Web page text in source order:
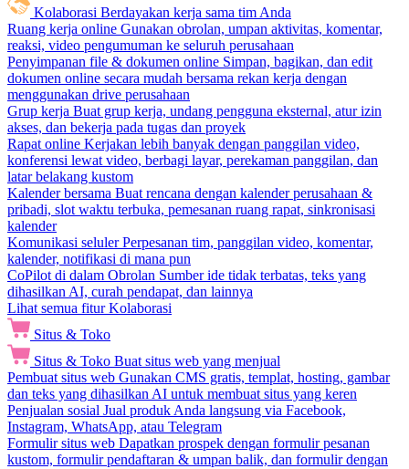
Kolaborasi Berdayakan kerja sama tim Anda
Ruang kerja online Gunakan obrolan, umpan aktivitas, komentar,
reaksi, video pengumuman ke seluruh perusahaan
Penyimpanan file & dokumen online Simpan, bagikan, dan edit
dokumen online secara mudah bersama rekan kerja dengan
menggunakan drive perusahaan
Grup kerja Buat grup kerja, undang pengguna eksternal, atur izin
akses, dan bekerja pada tugas dan proyek
Rapat online Kerjakan lebih banyak dengan panggilan video,
konferensi lewat video, berbagi layar, perekaman panggilan, dan
latar belakang kustom
Kalender bersama Buat rencana dengan kalender perusahaan &
pribadi, slot waktu terbuka, pemesanan ruang rapat, sinkronisasi
kalender
Komunikasi seluler Perpesanan tim, panggilan video, komentar,
kalender, notifikasi di mana pun
CoPilot di dalam Obrolan Sumber ide tidak terbatas, teks yang
dihasilkan AI, curah pendapat, dan lainnya
Lihat semua fitur Kolaborasi
Situs & Toko
Situs & Toko Buat situs web yang menjual
Pembuat situs web Gunakan CMS gratis, templat, hosting, gambar
dan teks yang dihasilkan AI untuk membuat situs yang keren
Penjualan sosial Jual produk Anda langsung via Facebook,
Instagram, WhatsApp, atau Telegram
Formulir situs web Dapatkan prospek dengan formulir pesanan
kustom, formulir pendaftaran & umpan balik, dan formulir dengan